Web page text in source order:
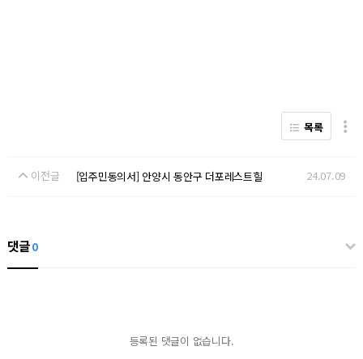
목록
이전글 [입주민동의서] 안양시 동안구 더포레스트힐 24.07.09
댓글0
등록된 댓글이 없습니다.